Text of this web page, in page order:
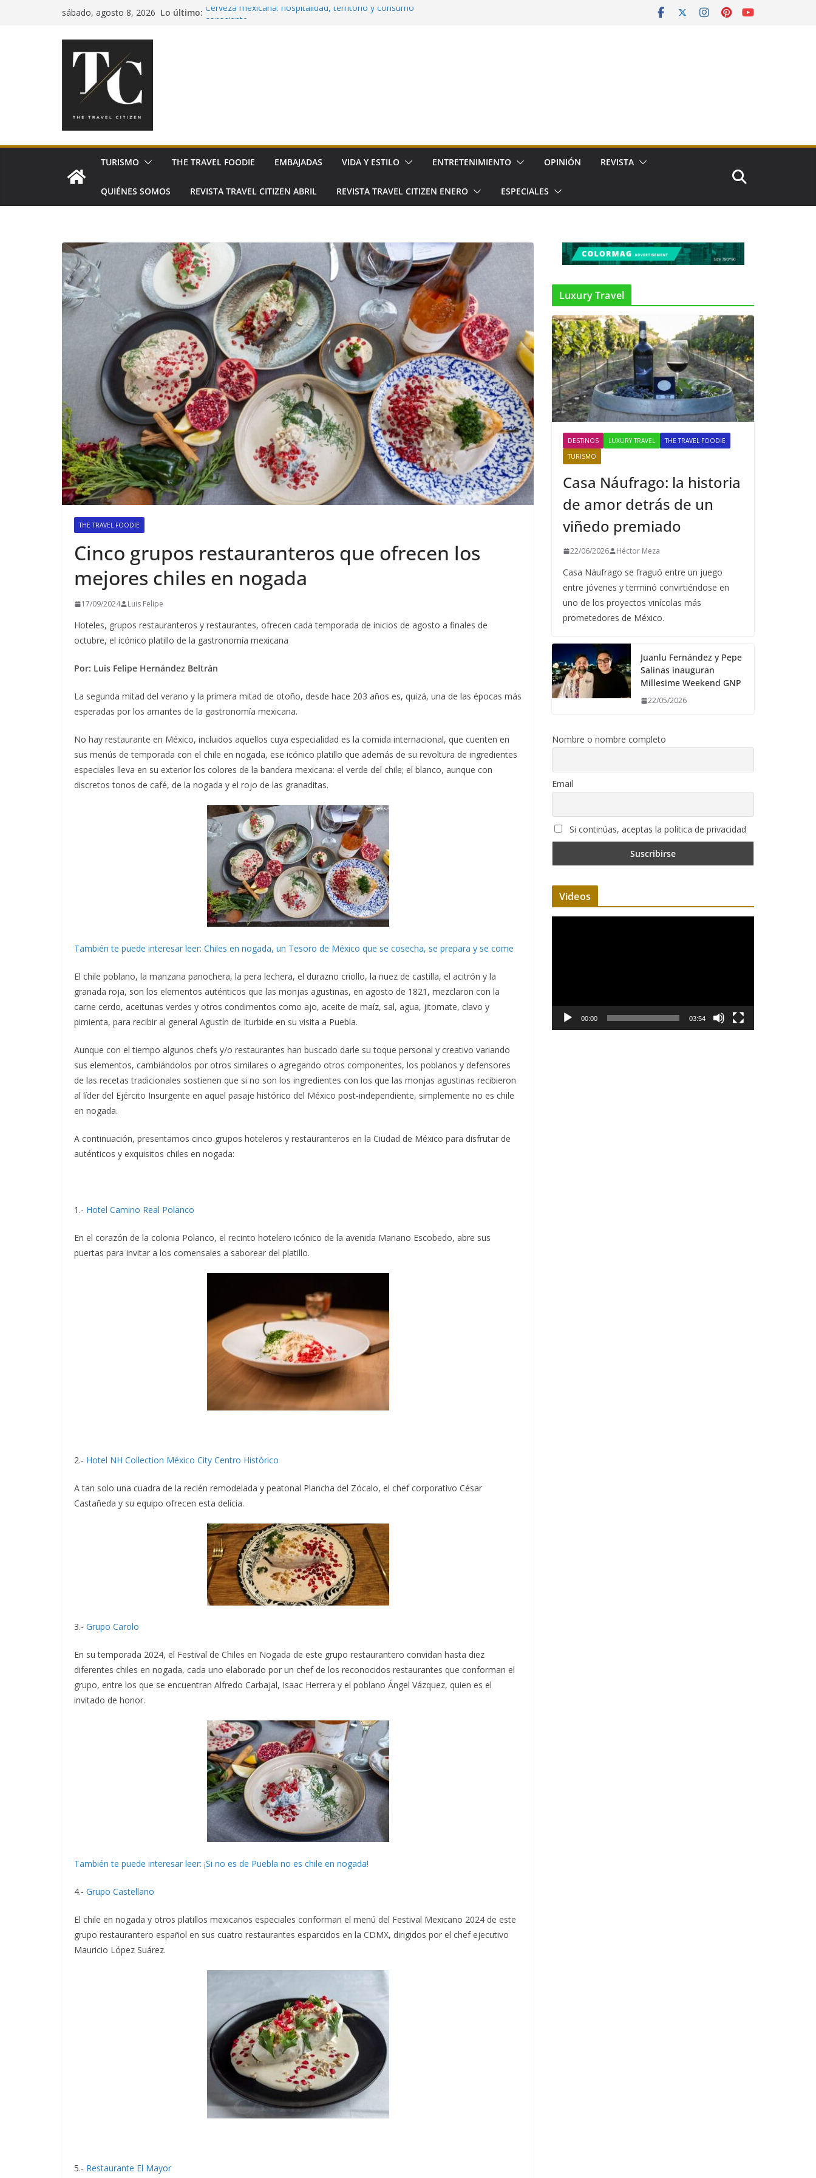
sábado, agosto 8, 2026 Lo último: Cerveza mexicana: hospitalidad, territorio y consumo
TURISMO THE TRAVEL FOODIE EMBAJADAS VIDA Y ESTILO ENTRETENIMIENTO OPINIÓN REVISTA
QUIÉNES SOMOS REVISTA TRAVEL CITIZEN ABRIL REVISTA TRAVEL CITIZEN ENERO ESPECIALES
THE TRAVEL FOODIE
Cinco grupos restauranteros que ofrecen los
mejores chiles en nogada
17/09/2024 Luis Felipe
Hoteles, grupos restauranteros y restaurantes, ofrecen cada temporada de inicios de agosto a finales de
octubre, el icónico platillo de la gastronomía mexicana
Por: Luis Felipe Hernández Beltrán
La segunda mitad del verano y la primera mitad de otoño, desde hace 203 años es, quizá, una de las épocas más
esperadas por los amantes de la gastronomía mexicana.
No hay restaurante en México, incluidos aquellos cuya especialidad es la comida internacional, que cuenten en
sus menús de temporada con el chile en nogada, ese icónico platillo que además de su revoltura de ingredientes
especiales lleva en su exterior los colores de la bandera mexicana: el verde del chile; el blanco, aunque con
discretos tonos de café, de la nogada y el rojo de las granaditas.
También te puede interesar leer: Chiles en nogada, un Tesoro de México que se cosecha, se prepara y se come
El chile poblano, la manzana panochera, la pera lechera, el durazno criollo, la nuez de castilla, el acitrón y la
granada roja, son los elementos auténticos que las monjas agustinas, en agosto de 1821, mezclaron con la
carne cerdo, aceitunas verdes y otros condimentos como ajo, aceite de maíz, sal, agua, jitomate, clavo y
pimienta, para recibir al general Agustín de Iturbide en su visita a Puebla.
Aunque con el tiempo algunos chefs y/o restaurantes han buscado darle su toque personal y creativo variando
sus elementos, cambiándolos por otros similares o agregando otros componentes, los poblanos y defensores
de las recetas tradicionales sostienen que si no son los ingredientes con los que las monjas agustinas recibieron
al líder del Ejército Insurgente en aquel pasaje histórico del México post-independiente, simplemente no es chile
en nogada.
A continuación, presentamos cinco grupos hoteleros y restauranteros en la Ciudad de México para disfrutar de
auténticos y exquisitos chiles en nogada:
1.- Hotel Camino Real Polanco
En el corazón de la colonia Polanco, el recinto hotelero icónico de la avenida Mariano Escobedo, abre sus
puertas para invitar a los comensales a saborear del platillo.
2.- Hotel NH Collection México City Centro Histórico
A tan solo una cuadra de la recién remodelada y peatonal Plancha del Zócalo, el chef corporativo César
Castañeda y su equipo ofrecen esta delicia.
3.- Grupo Carolo
En su temporada 2024, el Festival de Chiles en Nogada de este grupo restaurantero convidan hasta diez
diferentes chiles en nogada, cada uno elaborado por un chef de los reconocidos restaurantes que conforman el
grupo, entre los que se encuentran Alfredo Carbajal, Isaac Herrera y el poblano Ángel Vázquez, quien es el
invitado de honor.
También te puede interesar leer: ¡Si no es de Puebla no es chile en nogada!
4.- Grupo Castellano
El chile en nogada y otros platillos mexicanos especiales conforman el menú del Festival Mexicano 2024 de este
grupo restaurantero español en sus cuatro restaurantes esparcidos en la CDMX, dirigidos por el chef ejecutivo
Mauricio López Suárez.
5.- Restaurante El Mayor
Luxury Travel
DESTINOS LUXURY TRAVEL
THE TRAVEL FOODIE
TURISMO
Casa Náufrago: la historia
de amor detrás de un
viñedo premiado
22/06/2026 Héctor Meza
Casa Náufrago se fraguó entre un juego
entre jóvenes y terminó convirtiéndose en
uno de los proyectos vinícolas más
prometedores de México.
Juanlu Fernández y Pepe
Salinas inauguran
Millesime Weekend GNP
22/05/2026
Nombre o nombre completo
Email
Si continúas, aceptas la política de privacidad
Videos
c
00:00 03:54